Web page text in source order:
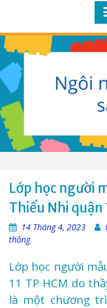
Lớp học người
Thiếu Nhi quận
14 Tháng 4, 2023
thông
Lớp học người
11 TP HCM do
là một chương